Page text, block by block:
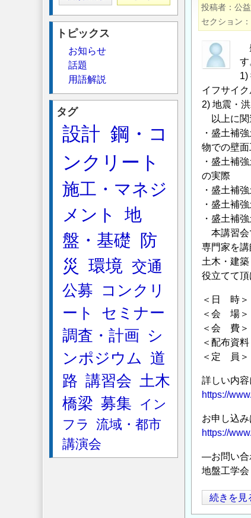
イ
ル
補
土
の
安
全
率
に
つ
い
て
の
投稿者 公
セクション
す
1)
イフサイ
2) 地震・
以上に関
・盛土補
物での壁
・盛土補
の実際
・盛土補
・盛土補
・盛土補
本講習会
専門家を講
土木・建
役立てて頂
＜日 時
＜会 場＞
＜会 費＞
＜配布資
＜定 員＞
詳しい内容
https://
お申し込
https://
―お問い
地盤工学
2019
年
続きを見
トピックス
お知らせ
話題
用語解説
タグ
設計 鋼・コ
ンクリート
施工・マネジ
メント
地
盤・基礎
防
災
環境 交通
公募
コンクリ
ート
セミナー
調査・計画
シ
ンポジウム 道
路 講習会 土木
橋梁 募集
イン
フラ
流域・都市
講演会